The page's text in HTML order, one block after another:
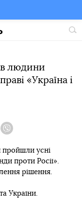
людини
«Україна і
пройшли усні
проти Росії».
рішення.
України.